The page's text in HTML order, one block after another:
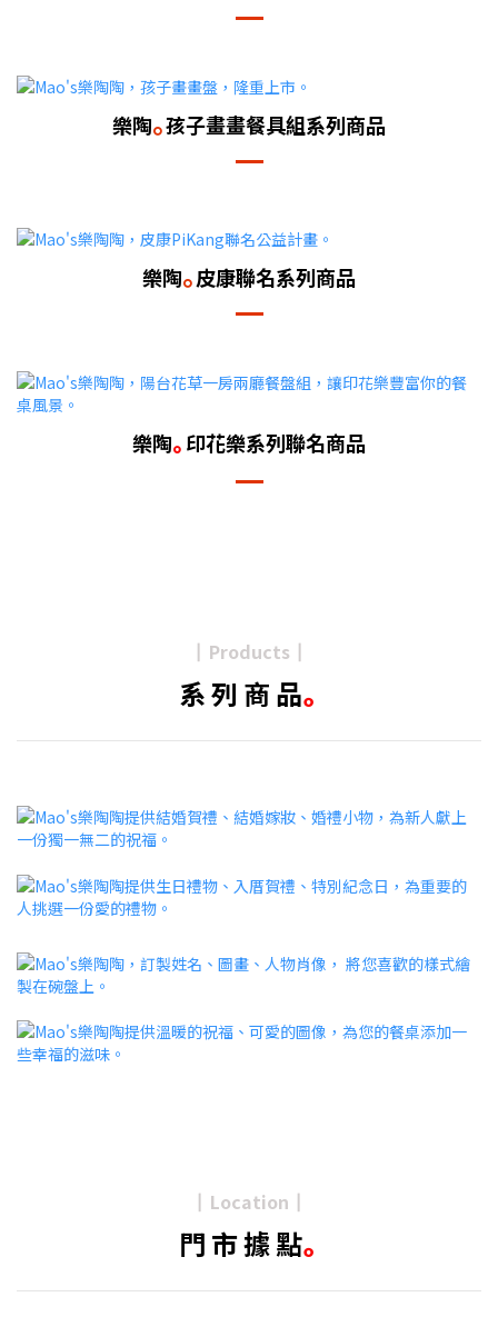
樂陶｡孩子畫畫餐具組系列商品
樂陶｡皮康聯名系列商品
樂陶｡ 印花樂系列聯名商品
Products
系 列 商 品｡
Location
門 市 據 點｡